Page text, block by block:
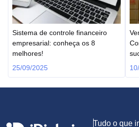
Sistema de controle financeiro
empresarial: conheça os 8
melhores!
25/09/2025
Tudo o que